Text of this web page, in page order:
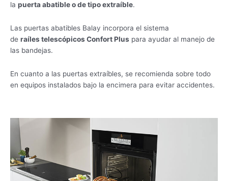
la puerta abatible o de tipo extraíble.
Las puertas abatibles Balay incorpora el sistema
de raíles telescópicos Confort Plus para ayudar al manejo de
las bandejas.
En cuanto a las puertas extraíbles, se recomienda sobre todo
en equipos instalados bajo la encimera para evitar accidentes.